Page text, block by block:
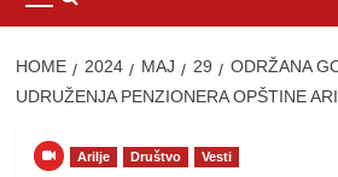
Menu
HOME 2024 МАЈ 29
ODRŽANA
UDRUŽENJA PENZIONERA OPŠTINE
Arilje Društvo Vesti